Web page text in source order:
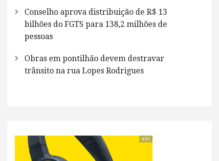
Conselho aprova distribuição de R$ 13
bilhões do FGTS para 138,2 milhões de
pessoas
Obras em pontilhão devem destravar
trânsito na rua Lopes Rodrigues
ads